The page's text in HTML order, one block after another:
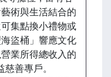
術與生活結合的
集點換小禮物或
盜桶」響應文化
業所得總收入的
善專戶。